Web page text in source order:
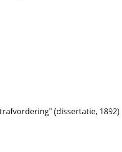
(dissertatie, 1892)